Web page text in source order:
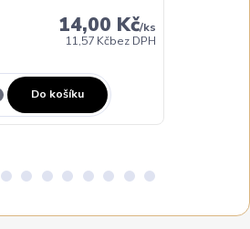
14,00 Kč/ks
11,57 Kčbez DPH
Do košíku